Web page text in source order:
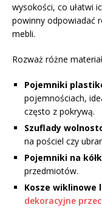
wysokości, co ułatwi
powinny odpowiadać
mebli.
Rozważ różne
Pojemniki
pojemnościach,
często z pokrywą.
Szuflady
na pościel czy
Pojemniki na
przedmiotów.
Kosze wiklinowe
dekoracyjne